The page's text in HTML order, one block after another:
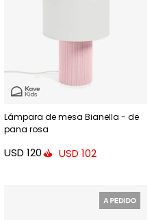
Lámpara de mesa Bianella - de
pana rosa
USD 120 USD 102